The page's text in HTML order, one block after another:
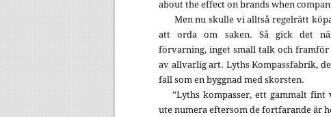
about the effect on brands when
Men nu skulle vi alltså regelrätt
att orda om saken. Så gick det
förvarning, inget small talk och
av allvarlig art. Lyths Kompassfabrik,
fall som en byggnad med skorsten.
”Lyths kompasser, ett gammalt fint
ute numera eftersom de fortfarande är